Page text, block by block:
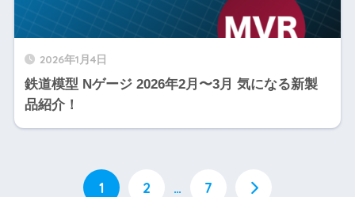
2026年1月4日
鉄道模型 Nゲージ 2026年2月〜3月 気になる新製
品紹介！
1 2 … 7